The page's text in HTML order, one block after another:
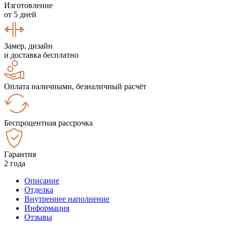
Изготовление
от 5 дней
Замер, дизайн
и доставка бесплатно
Оплата наличными, безналичный расчёт
Беспроцентная рассрочка
Гарантия
2 года
Описание
Отделка
Внутреннее наполнение
Информация
Отзывы